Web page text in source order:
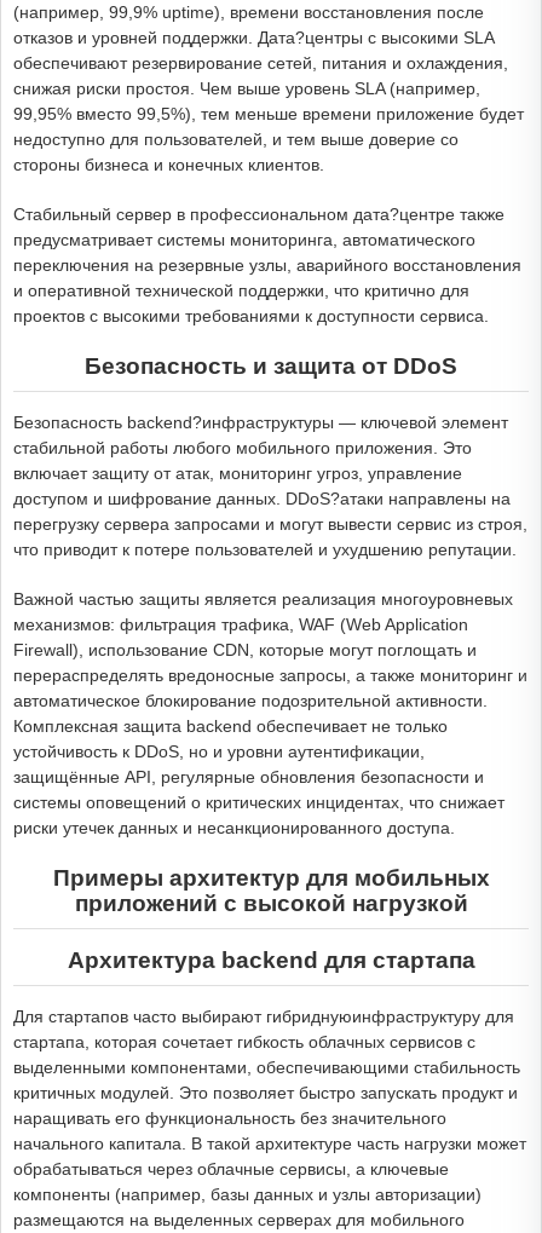
(например, 99,9% uptime), времени восстановления после
отказов и уровней поддержки. Дата?центры с высокими SLA
обеспечивают резервирование сетей, питания и охлаждения,
снижая риски простоя. Чем выше уровень SLA (например,
99,95% вместо 99,5%), тем меньше времени приложение будет
недоступно для пользователей, и тем выше доверие со
стороны бизнеса и конечных клиентов.
Стабильный сервер в профессиональном дата?центре также
предусматривает системы мониторинга, автоматического
переключения на резервные узлы, аварийного восстановления
и оперативной технической поддержки, что критично для
проектов с высокими требованиями к доступности сервиса.
Безопасность и защита от DDoS
Безопасность backend?инфраструктуры — ключевой элемент
стабильной работы любого мобильного приложения. Это
включает защиту от атак, мониторинг угроз, управление
доступом и шифрование данных. DDoS?атаки направлены на
перегрузку сервера запросами и могут вывести сервис из строя,
что приводит к потере пользователей и ухудшению репутации.
Важной частью защиты является реализация многоуровневых
механизмов: фильтрация трафика, WAF (Web Application
Firewall), использование CDN, которые могут поглощать и
перераспределять вредоносные запросы, а также мониторинг и
автоматическое блокирование подозрительной активности.
Комплексная защита backend обеспечивает не только
устойчивость к DDoS, но и уровни аутентификации,
защищённые API, регулярные обновления безопасности и
системы оповещений о критических инцидентах, что снижает
риски утечек данных и несанкционированного доступа.
Примеры архитектур для мобильных
приложений с высокой нагрузкой
Архитектура backend для стартапа
Для стартапов часто выбирают гибриднуюинфраструктуру для
стартапа, которая сочетает гибкость облачных сервисов с
выделенными компонентами, обеспечивающими стабильность
критичных модулей. Это позволяет быстро запускать продукт и
наращивать его функциональность без значительного
начального капитала. В такой архитектуре часть нагрузки может
обрабатываться через облачные сервисы, а ключевые
компоненты (например, базы данных и узлы авторизации)
размещаются на выделенных серверах для мобильного